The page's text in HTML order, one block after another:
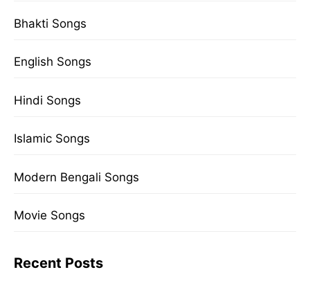
Bhakti Songs
English Songs
Hindi Songs
Islamic Songs
Modern Bengali Songs
Movie Songs
Recent Posts